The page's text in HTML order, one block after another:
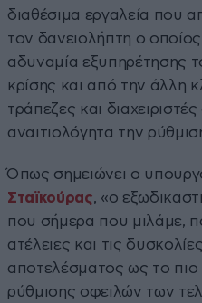
διαθέσιμα εργαλεία που
τον δανειολήπτη ο οποίος
αδυναμία εξυπηρέτησης
κρίσης και από την άλλη
τράπεζες και
αναιτιολόγητα την
Όπως σημειώνει ο
Σταϊκούρας, «ο
που σήμερα που μιλάμε,
ατέλειες και τις
αποτελέσματος ως το πιο
ρύθμισης οφειλών των